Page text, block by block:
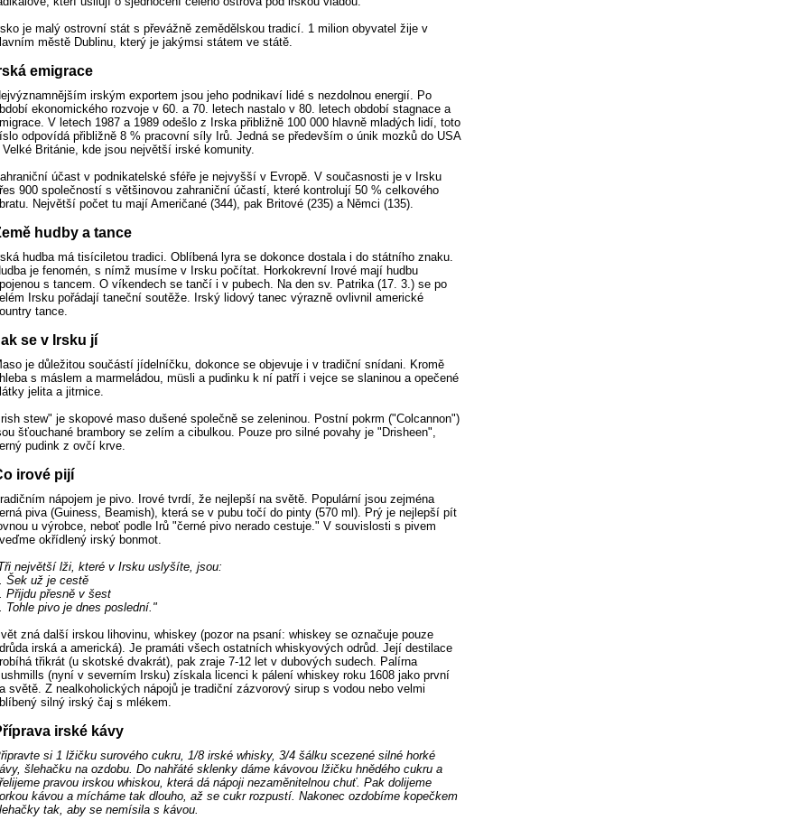
je malý ostrovní stát s převážně zemědělskou tradicí. 1 milion obyvatel žije v
městě Dublinu, který je jakýmsi státem ve státě.
emigrace
irským exportem jsou jeho podnikaví lidé s nezdolnou energií. Po
ekonomického rozvoje v 60. a 70. letech nastalo v 80. letech období stagnace a
V letech 1987 a 1989 odešlo z Irska přibližně 100 000 hlavně mladých lidí, toto
odpovídá přibližně 8 % pracovní síly Irů. Jedná se především o únik mozků do USA
Velké Británie, kde jsou největší irské komunity.
účast v podnikatelské sféře je nejvyšší v Evropě. V současnosti je v Irsku
900 společností s většinovou zahraniční účastí, které kontrolují 50 % celkového
Největší počet tu mají Američané (344), pak Britové (235) a Němci (135).
hudby a tance
hudba má tisíciletou tradici. Oblíbená lyra se dokonce dostala i do státního znaku.
je fenomén, s nímž musíme v Irsku počítat. Horkokrevní Irové mají hudbu
s tancem. O víkendech se tančí i v pubech. Na den sv. Patrika (17. 3.) se po
Irsku pořádají taneční soutěže. Irský lidový tanec výrazně ovlivnil americké
tance.
se v Irsku jí
je důležitou součástí jídelníčku, dokonce se objevuje i v tradiční snídani. Kromě
s máslem a marmeládou, müsli a pudinku k ní patří i vejce se slaninou a opečené
jelita a jitrnice.
stew" je skopové maso dušené společně se zeleninou. Postní pokrm ("Colcannon")
šťouchané brambory se zelím a cibulkou. Pouze pro silné povahy je "Drisheen",
pudink z ovčí krve.
irové pijí
nápojem je pivo. Irové tvrdí, že nejlepší na světě. Populární jsou zejména
piva (Guiness, Beamish), která se v pubu točí do pinty (570 ml). Prý je nejlepší pít
u výrobce, neboť podle Irů "černé pivo nerado cestuje." V souvislosti s pivem
okřídlený irský bonmot.
největší lži, které v Irsku uslyšíte, jsou:
Šek už je cestě
Přijdu přesně v šest
Tohle pivo je dnes poslední."
zná další irskou lihovinu, whiskey (pozor na psaní: whiskey se označuje pouze
irská a americká). Je pramáti všech ostatních whiskyových odrůd. Její destilace
třikrát (u skotské dvakrát), pak zraje 7-12 let v dubových sudech. Palírna
(nyní v severním Irsku) získala licenci k pálení whiskey roku 1608 jako první
světě. Z nealkoholických nápojů je tradiční zázvorový sirup s vodou nebo velmi
silný irský čaj s mlékem.
irské kávy
si 1 lžičku surového cukru, 1/8 irské whisky, 3/4 šálku scezené silné horké
šlehačku na ozdobu. Do nahřáté sklenky dáme kávovou lžičku hnědého cukru a
pravou irskou whiskou, která dá nápoji nezaměnitelnou chuť. Pak dolijeme
kávou a mícháme tak dlouho, až se cukr rozpustí. Nakonec ozdobíme kopečkem
tak, aby se nemísila s kávou.